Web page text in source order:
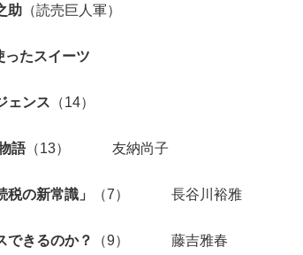
助 （読売巨人軍）
ったスイーツ
ェンス （14）
語（13） 友納尚子
税の新常識」 （7） 長谷川裕雅
できるのか？ （9） 藤吉雅春